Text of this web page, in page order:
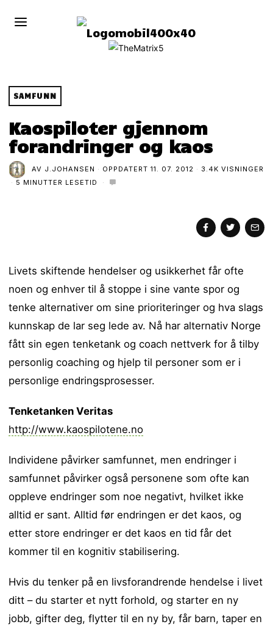
SAMFUNN
Kaospiloter gjennom
forandringer og kaos
AV J.JOHANSEN OPPDATERT11. 07. 2012
3.4K VISNINGER
5 MINUTTER LESETID
Livets skiftende hendelser og usikkerhet får ofte
noen og enhver til å stoppe i sine vante spor og
tenke alternativer om sine prioriteringer og hva slags
kunnskap de lar seg lede av. Nå har alternativ Norge
fått sin egen tenketank og coach nettverk for å tilby
personlig coaching og hjelp til personer som er i
personlige endringsprosesser.
Tenketanken Veritas
http://www.kaospilotene.no
Individene påvirker samfunnet, men endringer i
samfunnet påvirker også personene som ofte kan
oppleve endringer som noe negativt, hvilket ikke
alltid er sant. Alltid før endringen er det kaos, og
etter store endringer er det kaos en tid får det
kommer til en kognitiv stabilisering.
Hvis du tenker på en livsforandrende hendelse i livet
ditt – du starter et nytt forhold, og starter en ny
jobb, gifter deg, flytter til en ny by, får barn, taper en